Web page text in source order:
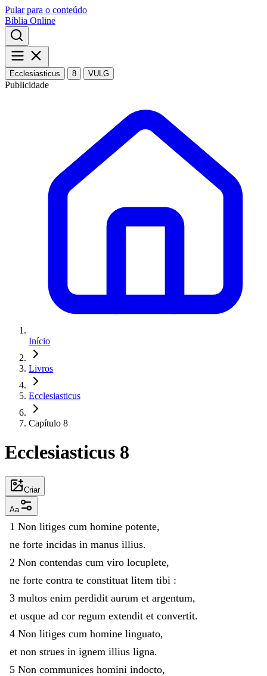
Pular para o conteúdo
Bíblia Online
Ecclesiasticus 8 VULG
Publicidade
Início
Livros
Ecclesiasticus
Capítulo 8
Ecclesiasticus 8
Criar
Aa
1 Non litiges cum homine potente,
ne forte incidas in manus illius.
2 Non contendas cum viro locuplete,
ne forte contra te constituat litem tibi :
3 multos enim perdidit aurum et argentum,
et usque ad cor regum extendit et convertit.
4 Non litiges cum homine linguato,
et non strues in ignem illius ligna.
5 Non communices homini indocto,